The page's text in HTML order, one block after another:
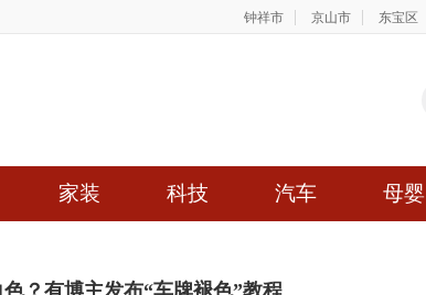
钟祥市 京山市 东宝区
家装 科技 汽车 母婴
？有博主发布“车牌褪色”教程